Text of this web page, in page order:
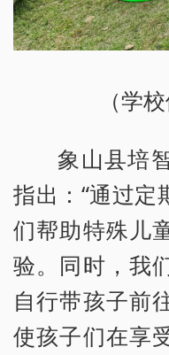
（学
象山县培
指出：“通过定
们帮助特殊儿
验。同时，我
自行带孩子前
使孩子们在享